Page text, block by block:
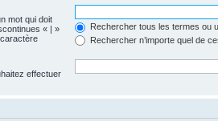
mot qui doit
« | »
Rechercher tous les termes ou
Rechercher n’importe quel de
effectuer